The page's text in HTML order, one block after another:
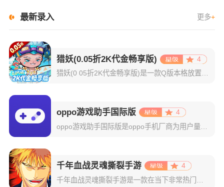
最新录入 更多+
猎妖(0.05折2K代金畅享版)
4
猎妖(0 05折2K代金畅享版)是一款Q版本格放置玩法手游，既有乐趣推图，挂机后也有丰厚收益，轻松放置，佛系游戏；多位不同职业和技能的英雄登场，组建和培养阵容有一定策略性；有多种偏单机的玩法，探索迷宫
oppo游戏助手国际版
4
oppo游戏助手国际版是oppo手机厂商为用户量身打造的一款游戏性能优化工具。其将你设备中的所有游戏自动集中分类，轻松实现一键启动与集中管理，彻底告别混乱桌面和频繁切换的烦恼。在游戏开启的那一刻，系统
千年血战灵魂撕裂手游
4
千年血战灵魂撕裂手游是一款在当下非常热门的二次元动作格斗游戏，取材自日本人气动漫死神BLEACH，配合高还原度的人设和游戏场景，为玩家呈现出一个真实完整的死神世界。而且里面的操作玩法更是特别的适应于我